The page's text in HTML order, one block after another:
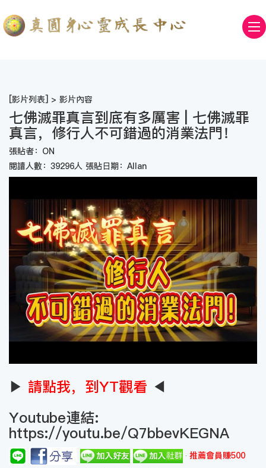
[影片列表] > 影片內容
七佛滅罪真言到底有多厲害 | 七佛滅罪
真言，修行人不可錯過的消業法門！
張貼者：ON
閱讀人數：39296人 張貼日期：Allan
▶ 請點我，到YT觀看 ◀
Youtube連結:
https://youtu.be/Q7bbevKEGNA
推薦會員賺500